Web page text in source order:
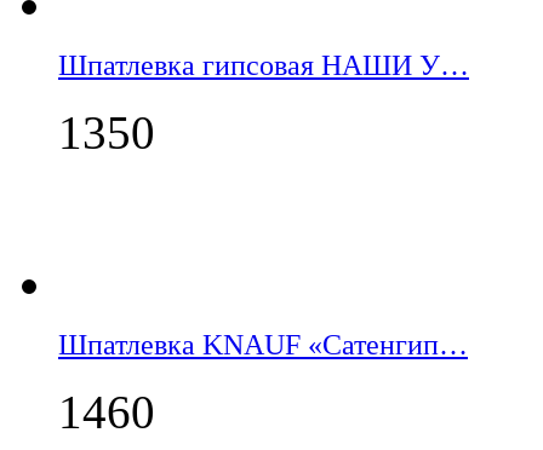
Шпатлевка гипсовая НАШИ У…
1350
Шпатлевка KNAUF «Сатенгип…
1460